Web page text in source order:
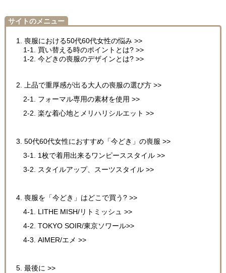
サイトのメニュー
1. 喪服における50代60代女性の悩み >>
1-1. 買い替える時のポイントとは? >>
1-2. 今どきの喪服のデザインとは? >>
2. 上品で重厚感が出る大人の喪服の選び方 >>
2-1. フォーマル専用の素材を使用 >>
2-2. 楽な着心地とメリハリシルエット >>
3. 50代60代女性におすすめ「今どき」の喪服 >>
3-1. 1枚で着用出来るワンピーススタイル >>
3-2. スタイルアップ、スーツスタイル >>
4. 喪服を「今どき」はどこで買う? >>
4-1. LITHE MISH/リトミッシュ >>
4-2. TOKYO SOIR/東京ソワール>>
4-3. AIMER/エメ >>
5. 最後に >>